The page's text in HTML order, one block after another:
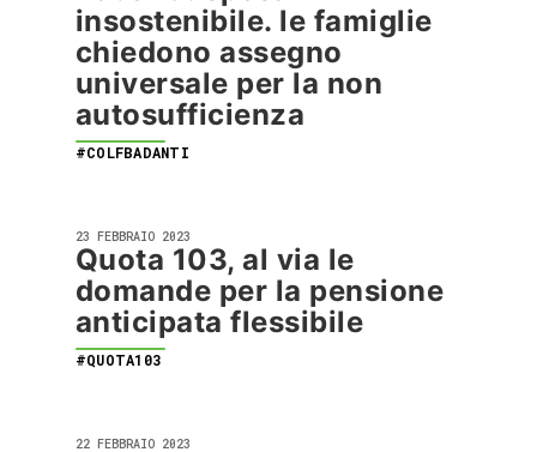
insostenibile. le famiglie
chiedono assegno
universale per la non
autosufficienza
#COLFBADANTI
23 FEBBRAIO 2023
Quota 103, al via le
domande per la pensione
anticipata flessibile
#QUOTA103
22 FEBBRAIO 2023